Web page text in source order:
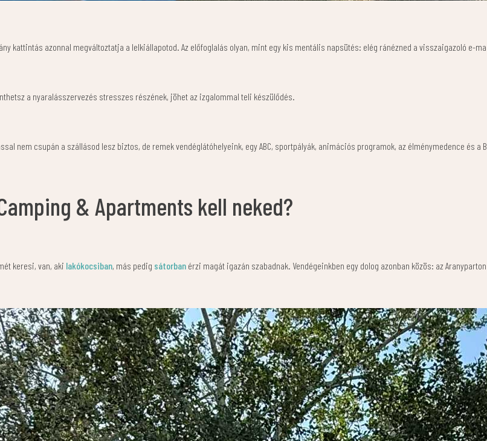
kattintás azonnal megváltoztatja a lelkiállapotod. Az előfoglalás olyan, mint egy kis mentális napsütés: elég ránézned a visszaigazoló
a nyaralásszervezés stresszes részének, jöhet az izgalommal teli készülődés.
nem csupán a szállásod lesz biztos, de remek vendéglátóhelyeink, egy ABC, sportpályák, animációs programok, az élménymedence és a
& Apartments kell neked?
keresi, van, aki lakókocsiban, más pedig sátorbanérzi magát igazán szabadnak. Vendégeinkben egy dolog azonban közös: az